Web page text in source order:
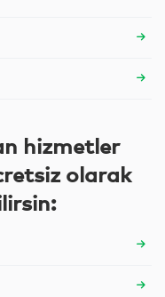
hizmetler
olarak